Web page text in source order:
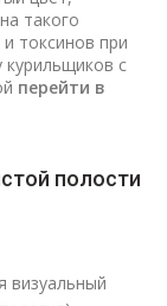
такого
токсинов при
курильщиков с
перейти в
полости
визуальный